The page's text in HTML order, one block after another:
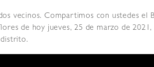
vecinos. Compartimos con ustedes el
de hoy jueves, 25 de marzo de 2021,